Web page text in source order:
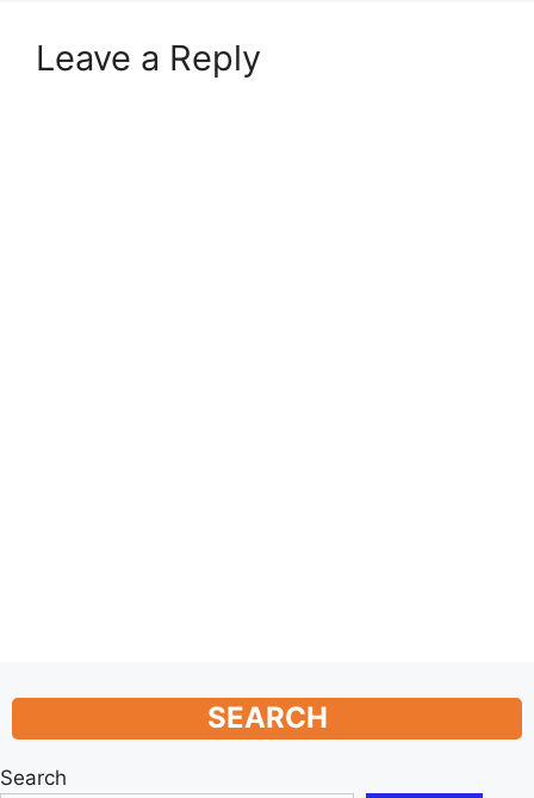
Leave a Reply
SEARCH
Search